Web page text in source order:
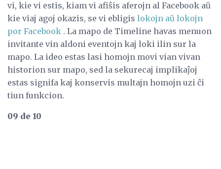
vi, kie vi estis, kiam vi afiŝis aferojn al Facebook aŭ
kie viaj agoj okazis, se vi ebligis lokojn aŭ lokojn
por Facebook . La mapo de Timeline havas menuon
invitante vin aldoni eventojn kaj loki ilin sur la
mapo. La ideo estas lasi homojn movi vian vivan
historion sur mapo, sed la sekurecaj implikaĵoj
estas signifa kaj konservis multajn homojn uzi ĉi
tiun funkcion.
09 de 10